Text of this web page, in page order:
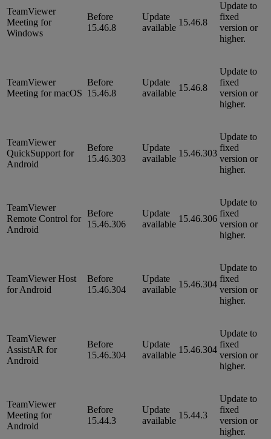
TeamViewer
Meeting for
Windows
Before
15.46.8
Update
available
15.46.8
Update to
fixed
version or
higher.
TeamViewer
Meeting for macOS
Before
15.46.8
Update
available
15.46.8
Update to
fixed
version or
higher.
TeamViewer
QuickSupport for
Android
Before
15.46.303
Update
available
15.46.303
Update to
fixed
version or
higher.
TeamViewer
Remote Control for
Android
Before
15.46.306
Update
available
15.46.306
Update to
fixed
version or
higher.
TeamViewer Host
for Android
Before
15.46.304
Update
available
15.46.304
Update to
fixed
version or
higher.
TeamViewer
AssistAR for
Android
Before
15.46.304
Update
available
15.46.304
Update to
fixed
version or
higher.
TeamViewer
Meeting for
Android
Before
15.44.3
Update
available
15.44.3
Update to
fixed
version or
higher.